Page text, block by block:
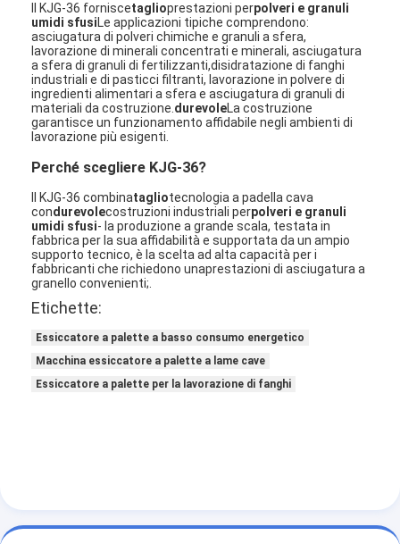
Miscelatore orizzontale del nastro
Frantoio universale
Macchina per la frantumazione superfina
tipo miscelatore di v della polvere
Miscelatore del recipiente di IBC
Asciugatrice industriale
Macchina più asciutta istantanea
Essiccatore della pagaia
Il KJG-36 forniscetaglioprestazioni perpolveri e granuli
umidi sfusiLe applicazioni tipiche comprendono:
asciugatura di polveri chimiche e granuli a sfera,
lavorazione di minerali concentrati e minerali, asciugatura
a sfera di granuli di fertilizzanti,disidratazione di fanghi
industriali e di pasticci filtranti, lavorazione in polvere di
ingredienti alimentari a sfera e asciugatura di granuli di
materiali da costruzione. durevoleLa costruzione
garantisce un funzionamento affidabile negli ambienti di
lavorazione più esigenti.
Perché scegliere KJG-36?
Il KJG-36 combinatagliotecnologia a padella cava
condurevolecostruzioni industriali perpolveri e granuli
umidi sfusi- la produzione a grande scala, testata in
fabbrica per la sua affidabilità e supportata da un ampio
supporto tecnico, è la scelta ad alta capacità per i
fabbricanti che richiedono unaprestazioni di asciugatura a
granello convenienti;.
Etichette:
Essiccatore a palette a basso consumo energetico
Macchina essiccatore a palette a lame cave
Essiccatore a palette per la lavorazione di fanghi